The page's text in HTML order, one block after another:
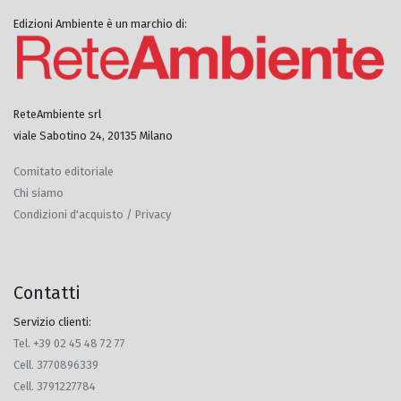
Edizioni Ambiente è un marchio di:
ReteAmbiente srl
viale Sabotino 24, 20135 Milano
Comitato editoriale
Chi siamo
Condizioni d'acquisto / Privacy
Contatti
Servizio clienti:
Tel. +39 02 45 48 72 77
Cell. 3770896339
Cell. 3791227784